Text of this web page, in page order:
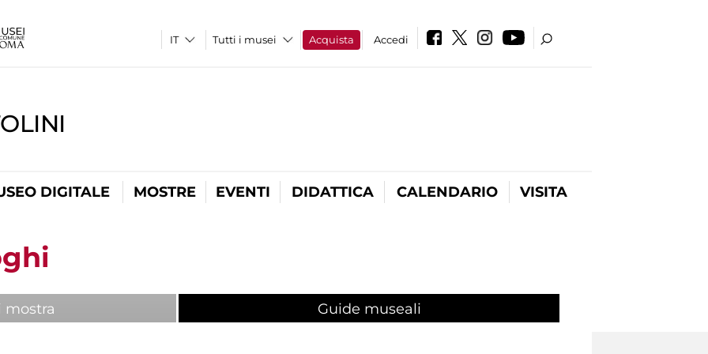
Tutti i musei Acquista Accedi
DIGITALE MOSTRE EVENTI DIDATTICA CALENDARIO VISITA
mostra Guide museali